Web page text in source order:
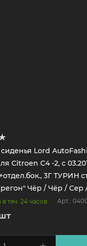
Lord
Citroen C4 -2, с
3Г ТУРИН
Чёр / Чёр / Сер
теч. 24 часов Арт.: